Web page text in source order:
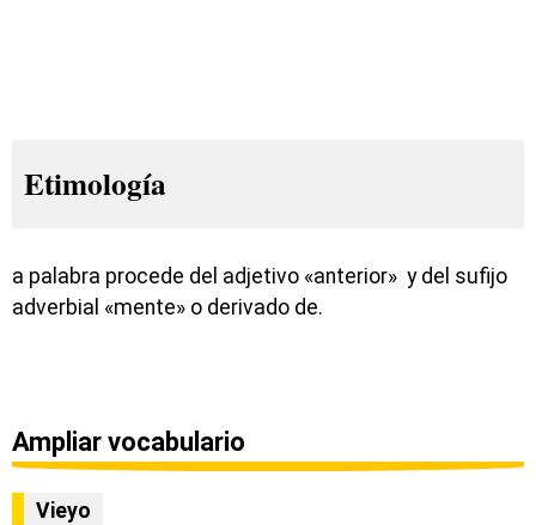
Etimología
a palabra procede del adjetivo «anterior» y del sufijo
adverbial «mente» o derivado de.
Ampliar vocabulario
Vieyo